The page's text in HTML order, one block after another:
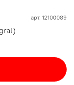
арт. 12100089